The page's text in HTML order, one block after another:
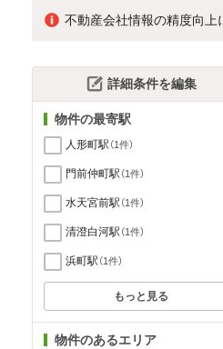
不動産会社情報の精度向
詳細条件を編集
物件の最寄駅
人形町駅 （1件）
門前仲町駅 （1件）
水天宮前駅 （1件）
清澄白河駅 （1件）
浜町駅 （1件）
もっと見る
物件のあるエリア